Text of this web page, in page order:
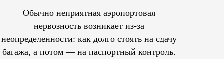
Обычно неприятная аэропортовая
нервозность возникает из-за
неопределенности: как долго стоять на сдачу
багажа, а потом — на паспортный контроль.